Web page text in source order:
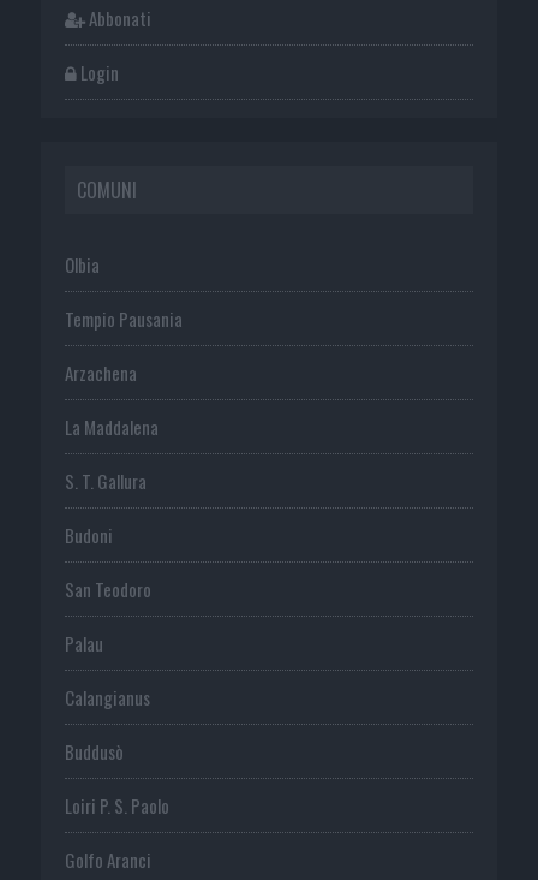
Abbonati
Login
COMUNI
Olbia
Tempio Pausania
Arzachena
La Maddalena
S. T. Gallura
Budoni
San Teodoro
Palau
Calangianus
Buddusò
Loiri P. S. Paolo
Golfo Aranci